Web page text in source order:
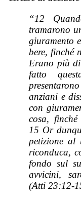
“12
tramarono
giuramento
bere, finché
Erano più
fatto
anziani e
con
cosa,
15 Or
petizione al
riconduca,
fondo sul
avvicini,
(Atti 23:12-